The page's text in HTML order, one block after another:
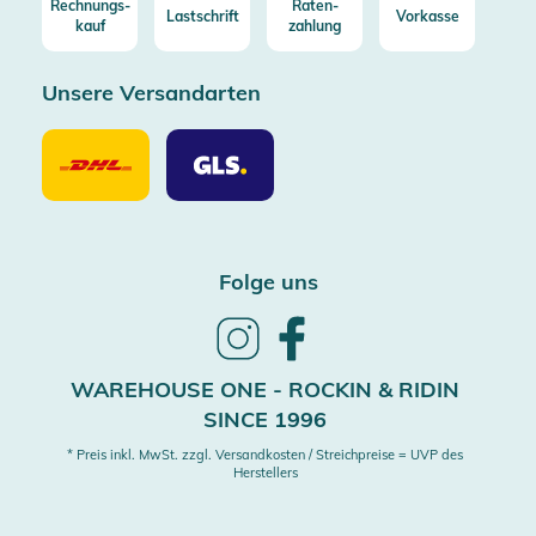
Rechnungs-
kauf
Lastschrift
Raten-
zahlung
Vorkasse
Unsere Versandarten
Unsere
Versandarten
DHL
Unsere
Versandarten
GLS
Folge uns
Follow
InstagramFacebook
WAREHOUSE ONE - ROCKIN & RIDIN
SINCE 1996
* Preis inkl. MwSt. zzgl. Versandkosten / Streichpreise = UVP des
Herstellers